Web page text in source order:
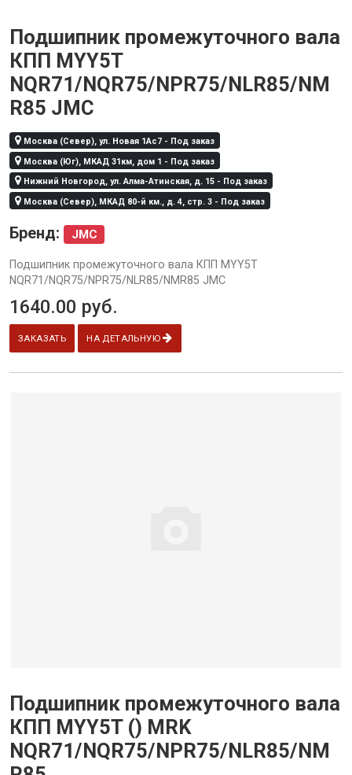
Подшипник промежуточного вала
КПП MYY5T
NQR71/NQR75/NPR75/NLR85/NM
R85 JMC
Москва (Север), ул. Новая 1Ас7 - Под заказ
Москва (Юг), МКАД 31км, дом 1 - Под заказ
Нижний Новгород, ул. Алма-Атинская, д. 15 - Под заказ
Москва (Север), МКАД 80-й км., д. 4, стр. 3 - Под заказ
Бренд: JMC
Подшипник промежуточного вала КПП MYY5T
NQR71/NQR75/NPR75/NLR85/NMR85 JMC
1640.00 руб.
ЗАКАЗАТЬ НА ДЕТАЛЬНУЮ
Подшипник промежуточного вала
КПП MYY5T () MRK
NQR71/NQR75/NPR75/NLR85/NM